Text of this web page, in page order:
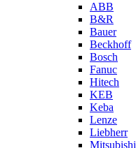
ABB
B&R
Bauer
Beckhoff
Bosch
Fanuc
Hitech
KEB
Keba
Lenze
Liebherr
Mitsubishi